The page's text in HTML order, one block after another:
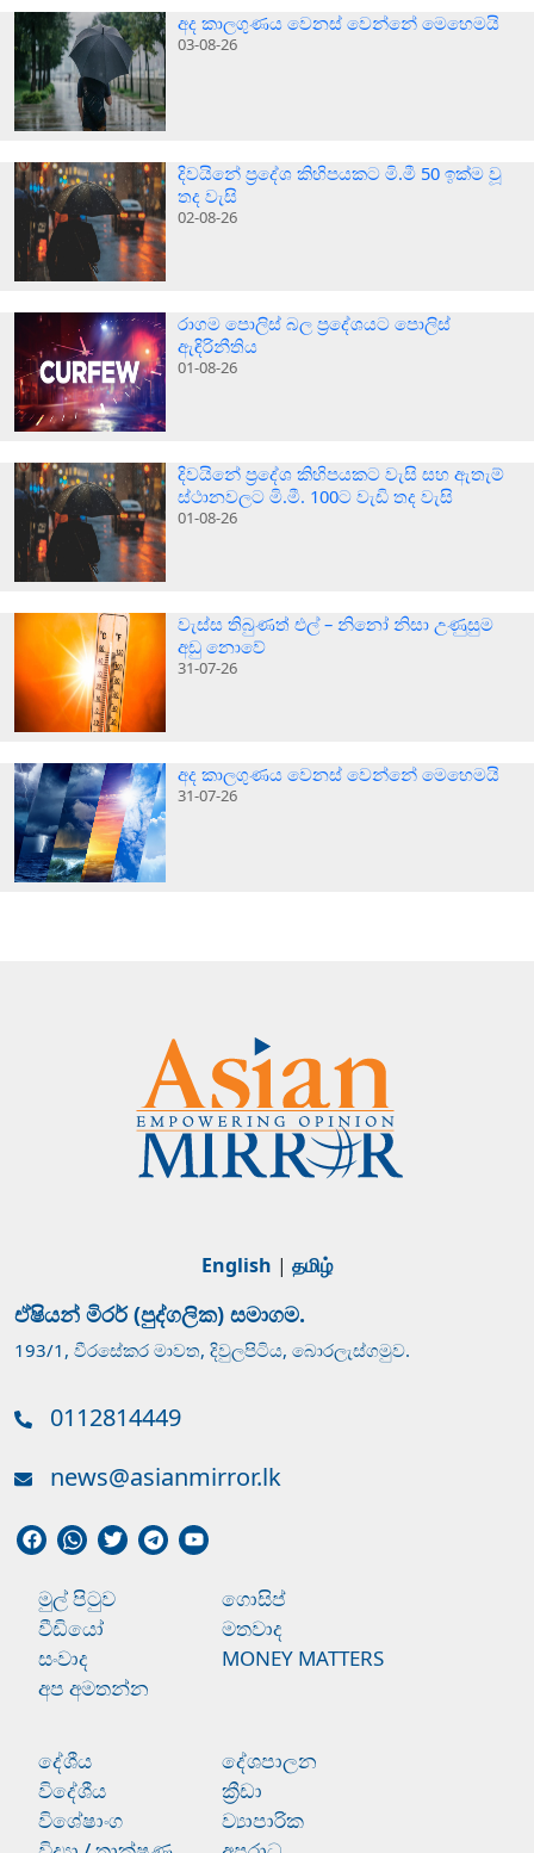
අද කාලගුණය වෙනස් වෙන්නේ මෙහෙමයි
03-08-26
දිවයිනේ ප්‍රදේශ කිහිපයකට මි.මී 50 ඉක්ම වූ
තද වැසි
02-08-26
රාගම පොලිස් බල ප්‍රදේශයට පොලිස්
ඇඳිරිනීතිය
01-08-26
දිවයිනේ ප්‍රදේශ කිහිපයකට වැසි සහ ඇතැම්
ස්ථානවලට මි.මී. 100ට වැඩි තද වැසි
01-08-26
වැස්ස තිබුණත් එල් – නිනෝ නිසා උණුසුම
අඩු නොවේ
31-07-26
අද කාලගුණය වෙනස් වෙන්නේ මෙහෙමයි
31-07-26
English | தமிழ்
ඒෂියන් මිරර් (පුද්ගලික) සමාගම.
193/1, වීරසේකර මාවත, දිවුලපිටිය, බොරලැස්ගමුව.
0112814449
news@asianmirror.lk
මුල් පිටුව
ගොසිප්
වීඩියෝ
මතවාද
සංවාද
MONEY MATTERS
අප අමතන්න
දේශීය
දේශපාලන
විදේශීය
ක්‍රීඩා
විශේෂාංග
ව්‍යාපාරික